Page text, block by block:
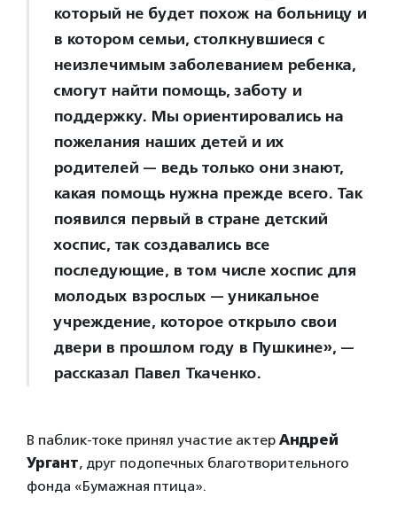
который не будет похож на больницу и
в котором семьи, столкнувшиеся с
неизлечимым заболеванием ребенка,
смогут найти помощь, заботу и
поддержку. Мы ориентировались на
пожелания наших детей и их
родителей — ведь только они знают,
какая помощь нужна прежде всего. Так
появился первый в стране детский
хоспис, так создавались все
последующие, в том числе хоспис для
молодых взрослых — уникальное
учреждение, которое открыло свои
двери в прошлом году в Пушкине», —
рассказал Павел Ткаченко.
В паблик-токе принял участие актер Андрей
Ургант, друг подопечных благотворительного
фонда «Бумажная птица».